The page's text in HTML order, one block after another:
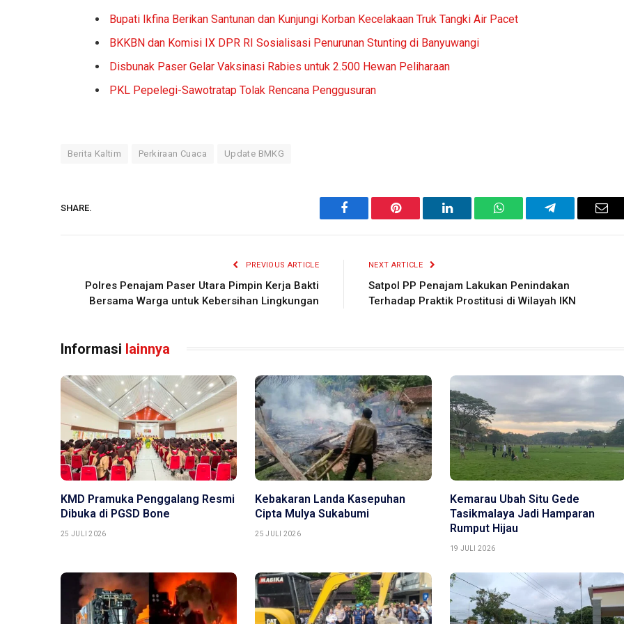
Bupati Ikfina Berikan Santunan dan Kunjungi Korban Kecelakaan Truk Tangki Air Pacet
BKKBN dan Komisi IX DPR RI Sosialisasi Penurunan Stunting di Banyuwangi
Disbunak Paser Gelar Vaksinasi Rabies untuk 2.500 Hewan Peliharaan
PKL Pepelegi-Sawotratap Tolak Rencana Penggusuran
Berita Kaltim Perkiraan Cuaca Update BMKG
SHARE.
Facebook Pinterest LinkedIn WhatsAppTelegram
PREVIOUS ARTICLE
Polres Penajam Paser Utara Pimpin Kerja Bakti
Bersama Warga untuk Kebersihan Lingkungan
NEXT ARTICLE
Satpol PP Penajam Lakukan Penindakan
Terhadap Praktik Prostitusi di Wilayah IKN
Informasi lainnya
KMD Pramuka Penggalang Resmi
Dibuka di PGSD Bone
25 JULI 2026
Kebakaran Landa Kasepuhan
Cipta Mulya Sukabumi
25 JULI 2026
Kemarau Ubah Situ Gede
Tasikmalaya Jadi Hamparan
Rumput Hijau
19 JULI 2026